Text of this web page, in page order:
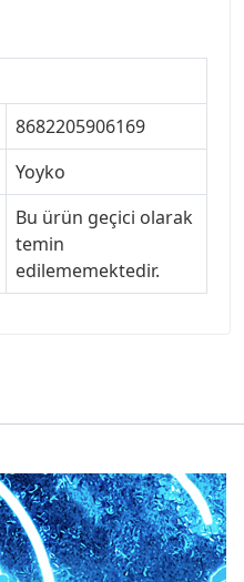
8682205906169
Yoyko
Bu ürün geçici olarak
temin
edilememektedir.